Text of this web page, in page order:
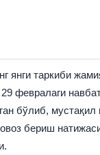
янги таркиби
февралаги
бўлиб,
бериш